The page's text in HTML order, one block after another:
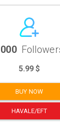
5.99 $
BUY NOW
HAVALE/EFT